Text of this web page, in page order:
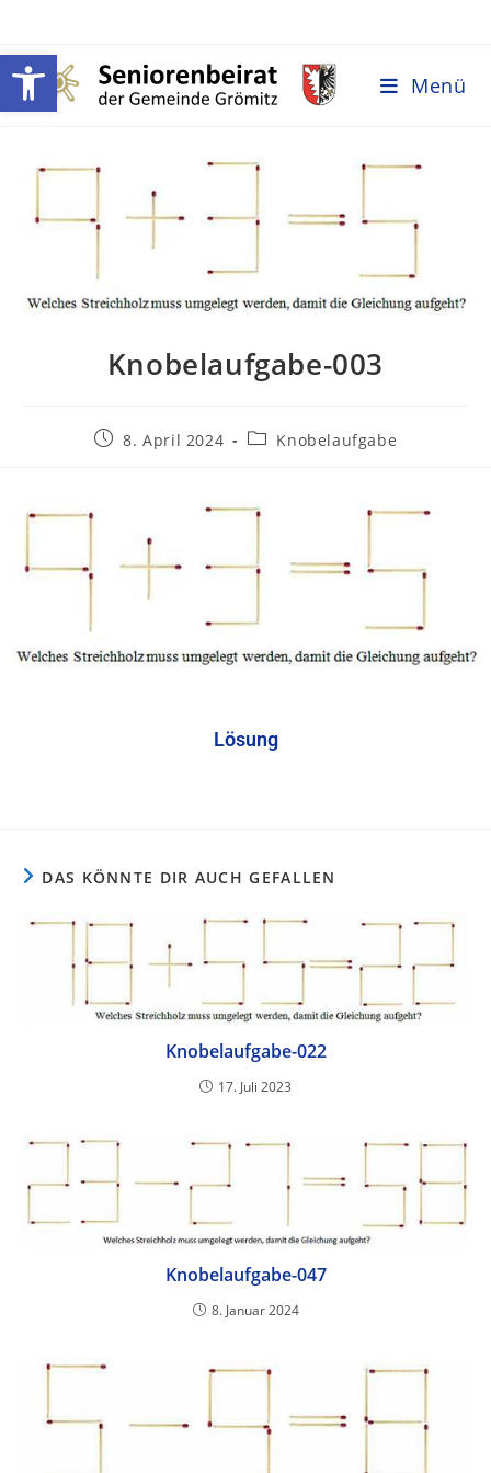
Werkzeugleiste öffnen Menü
Knobelaufgabe-003
8. April 2024 Knobelaufgabe
Lösung
DAS KÖNNTE DIR AUCH GEFALLEN
Knobelaufgabe-022
17. Juli 2023
Knobelaufgabe-047
8. Januar 2024